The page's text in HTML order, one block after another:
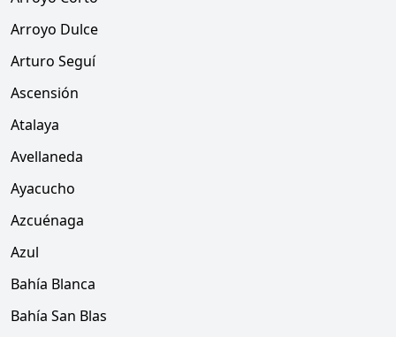
Arroyo Dulce
Arturo Seguí
Ascensión
Atalaya
Avellaneda
Ayacucho
Azcuénaga
Azul
Bahía Blanca
Bahía San Blas